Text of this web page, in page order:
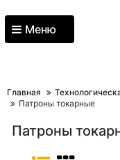
Меню
Главная
Патроны токарные
Патроны